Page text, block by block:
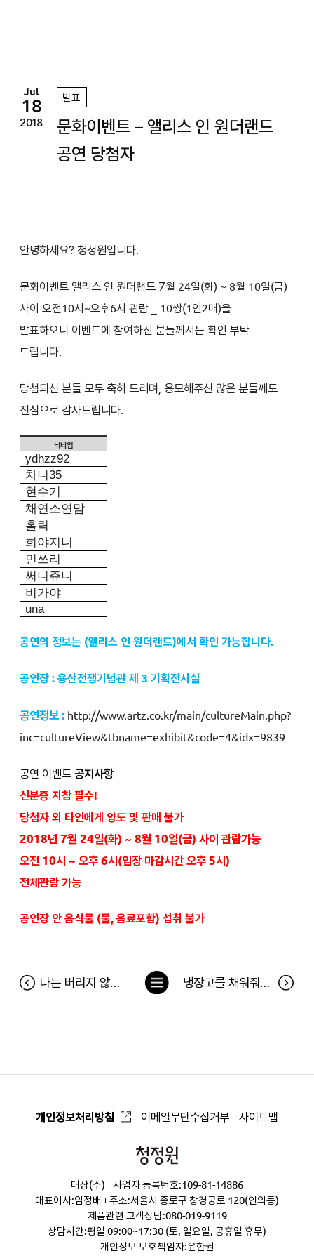
Jul
18
2018
발표
문화이벤트 – 앨리스 인 원더랜드
공연 당첨자
안녕하세요? 청정원입니다.
문화이벤트 앨리스 인 원더랜드 7월 24일(화) ~ 8월 10일(금)
사이 오전10시~오후6시 관람
_ 10쌍(1인2매)을
발표하오니 이벤트에 참여하신 분들께서는 확인 부탁
드립니다.
당첨되신 분들 모두 축하 드리며, 응모해주신 많은 분들께도
진심으로 감사드립니다.
닉네임
ydhzz92
차니 35
현수기
채연소연맘
홀릭
희야지니
민쓰리
써니쥬니
비가야
una
공연의 정보는 (앨리스 인 원더랜드)에서 확인 가능합니다.
공연장 : 용산전쟁기념관 제 3 기획전시실
공연정보 : http://www.artz.co.kr/main/cultureMain.php?
inc=cultureView&tbname=exhibit&code=4&idx=9839
공연 이벤트 공지사항
신분증 지참 필수!
당첨자 외 타인에게 양도 및 판매 불가
2018년 7월 24일(화) ~ 8월 10일(금) 사이 관람가능
오전 10시 ~ 오후 6시(입장 마감시간 오후 5시)
전체관람 가능
공연장 안 음식물 (물, 음료포함) 섭취 불가
나는 버리지 않기로 했다 도서증정 이벤트 당첨자 냉장고를 채워줘 78차 당첨자(7월 9일~7월 15일)
목
개인정보처리방침 이메일무단수집거부 사이트맵
청
원
대상(주)
사업자 등록번호:109-81-14886
대표이사:임정배
주소:서울시 종로구 창경궁로 120(인의동)
제품관련 고객상담:080-019-9119
상담시간:평일 09:00~17:30 (토, 일요일, 공휴일 휴무)
개인정보 보호책임자:윤한권